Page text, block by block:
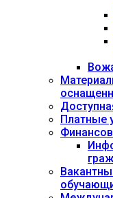
Платные